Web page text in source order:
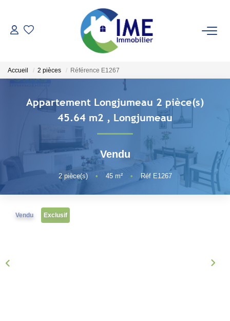
ACHETER
ESTIMER
LOUER
Conciergerie
Espace Client
Accueil 2 pièces Référence E1267
Appartement Longjumeau 2 pièce(s)
45.64 m2 , Longjumeau
Vendu
2pièce(s) • 45m² • Réf E1267
Vendu Exclusif